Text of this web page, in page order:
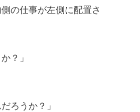
の仕事が左側に配置さ
？」
ろうか？」